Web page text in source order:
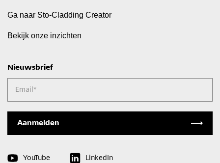
Ga naar Sto-Cladding Creator
Bekijk onze inzichten
Nieuwsbrief
Email *
YouTube LinkedIn